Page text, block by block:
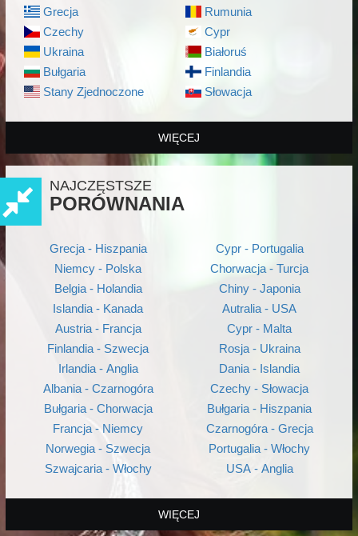
Grecja
Czechy
Ukraina
Bułgaria
Stany Zjednoczone
Rumunia
Cypr
Białoruś
Finlandia
Słowacja
WIĘCEJ
NAJCZĘSTSZE
PORÓWNANIA
Grecja - Hiszpania
Niemcy - Polska
Belgia - Holandia
Islandia - Kanada
Austria - Francja
Finlandia - Szwecja
Irlandia - Anglia
Albania - Czarnogóra
Bułgaria - Chorwacja
Francja - Niemcy
Norwegia - Szwecja
Szwajcaria - Włochy
Cypr - Portugalia
Chorwacja - Turcja
Chiny - Japonia
Autralia - USA
Cypr - Malta
Rosja - Ukraina
Dania - Islandia
Czechy - Słowacja
Bułgaria - Hiszpania
Czarnogóra - Grecja
Portugalia - Włochy
USA - Anglia
WIĘCEJ